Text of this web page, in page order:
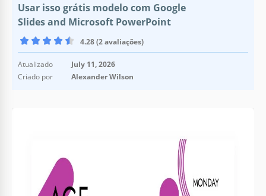
Usar isso grátis modelo com Google
Slides and Microsoft PowerPoint
4.28 (2 avaliações)
Atualizado
July 11, 2026
Criado por
Alexander Wilson